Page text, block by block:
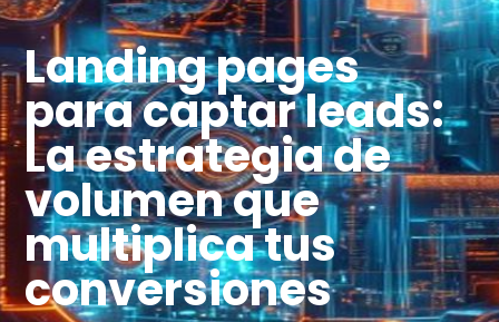
Landing pages
para captar leads:
La estrategia de
volumen que
multiplica tus
conversiones